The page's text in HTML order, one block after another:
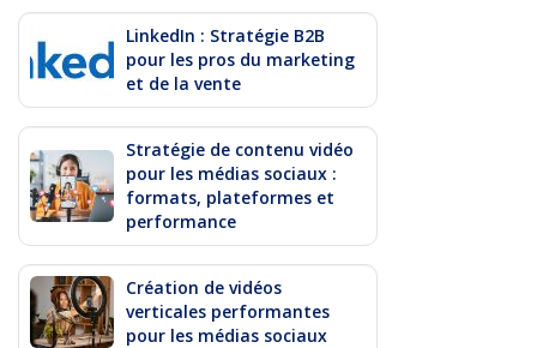
LinkedIn : Stratégie B2B
pour les pros du marketing
et de la vente
Stratégie de contenu vidéo
pour les médias sociaux :
formats, plateformes et
performance
Création de vidéos
verticales performantes
pour les médias sociaux